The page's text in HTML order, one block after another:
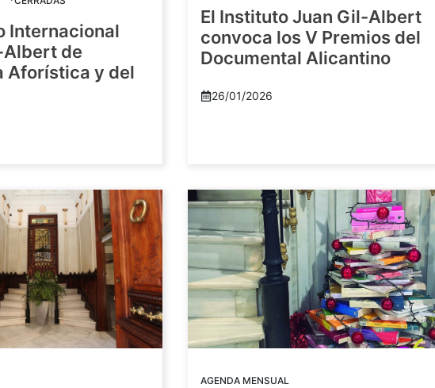
Internacional
de
Aforística y del
El Instituto Juan Gil-Albert
convoca los V Premios del
Documental Alicantino
26/01/2026
AGENDA MENSUAL